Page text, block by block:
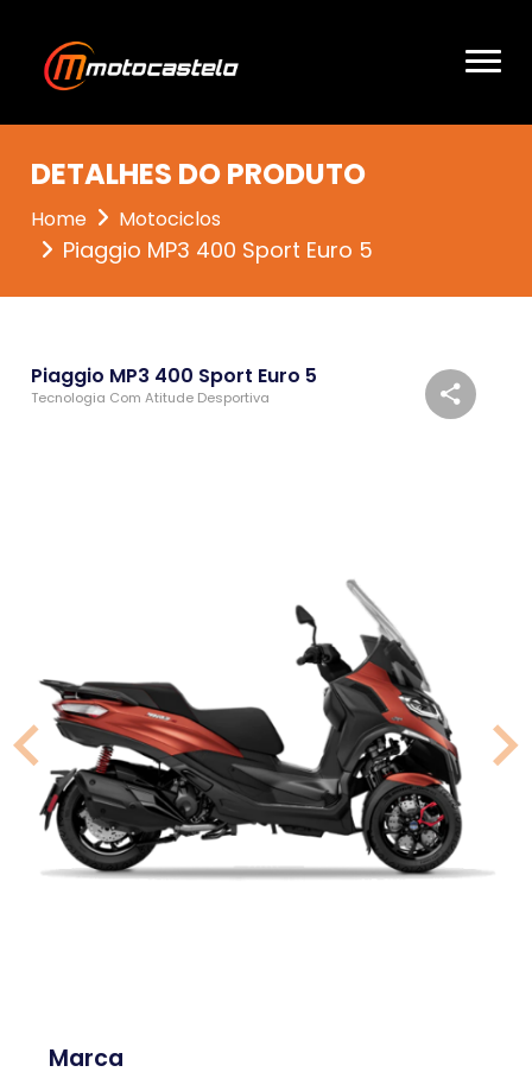
DETALHES DO PRODUTO
Home Motociclos
Piaggio MP3 400 Sport Euro 5
Piaggio MP3 400 Sport Euro 5
Tecnologia Com Atitude Desportiva
Marca